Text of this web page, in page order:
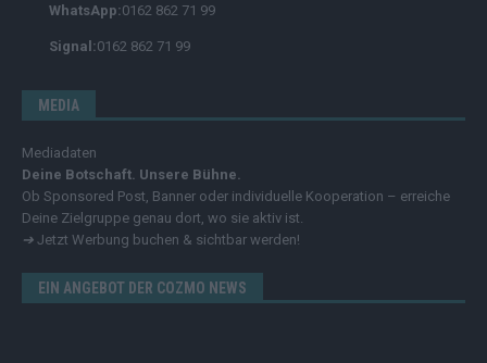
WhatsApp:0162 862 71 99
Signal:0162 862 71 99
MEDIA
Mediadaten
Deine Botschaft. Unsere Bühne.
Ob Sponsored Post, Banner oder individuelle Kooperation – erreiche
Deine Zielgruppe genau dort, wo sie aktiv ist.
➔ Jetzt Werbung buchen & sichtbar werden!
EIN ANGEBOT DER COZMO NEWS